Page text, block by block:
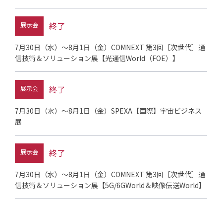
展示会 終了
7月30日（水）～8月1日（金）COMNEXT 第3回［次世代］通
信技術＆ソリューション展【光通信World（FOE）】
展示会 終了
7月30日（水）～8月1日（金）SPEXA【国際】宇宙ビジネス
展
展示会 終了
7月30日（水）～8月1日（金）COMNEXT 第3回［次世代］通
信技術＆ソリューション展【5G/6GWorld＆映像伝送World】